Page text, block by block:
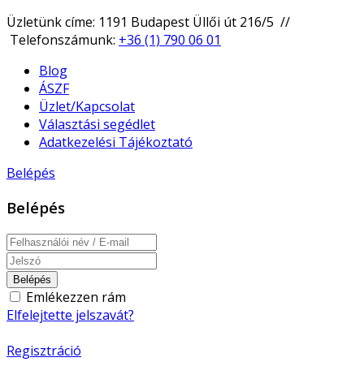
Üzletünk címe: 1191 Budapest Üllői út 216/5 //
Telefonszámunk: +36 (1) 790 06 01
Blog
ÁSZF
Üzlet/Kapcsolat
Választási segédlet
Adatkezelési Tájékoztató
Belépés
Belépés
Belépés
Emlékezzen rám
Elfelejtette jelszavát?
Regisztráció